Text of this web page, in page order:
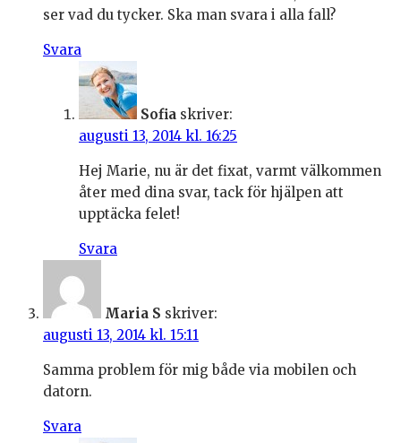
ser vad du tycker. Ska man svara i alla fall?
Svara
Sofia skriver:
augusti 13, 2014 kl. 16:25
Hej Marie, nu är det fixat, varmt välkommen
åter med dina svar, tack för hjälpen att
upptäcka felet!
Svara
Maria S skriver:
augusti 13, 2014 kl. 15:11
Samma problem för mig både via mobilen och
datorn.
Svara